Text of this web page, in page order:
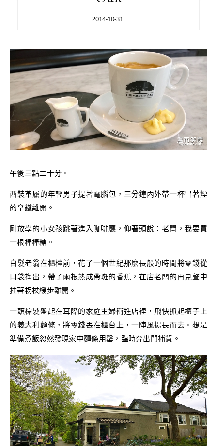
2014-10-31
午後三點二十分。
西裝革履的年輕男子提著電腦包，三分鐘內外帶一杯冒著煙
的拿鐵離開。
剛放學的小女孩跳著進入咖啡廳，仰著頭說：老闆，我要買
一根棒棒糖。
白髮老翁在櫃檯前，花了一個世紀那麼長般的時間將零錢從
口袋掏出，帶了兩根熟成帶斑的香蕉，在店老闆的再見聲中
拄著枴杖緩步離開。
一頭棕髮盤起在耳際的家庭主婦衝進店裡，飛快抓起櫃子上
的義大利麵條，將零錢丟在櫃台上，一陣風揚長而去。想是
準備煮飯忽然發現家中麵條用罄，臨時奔出門補貨。